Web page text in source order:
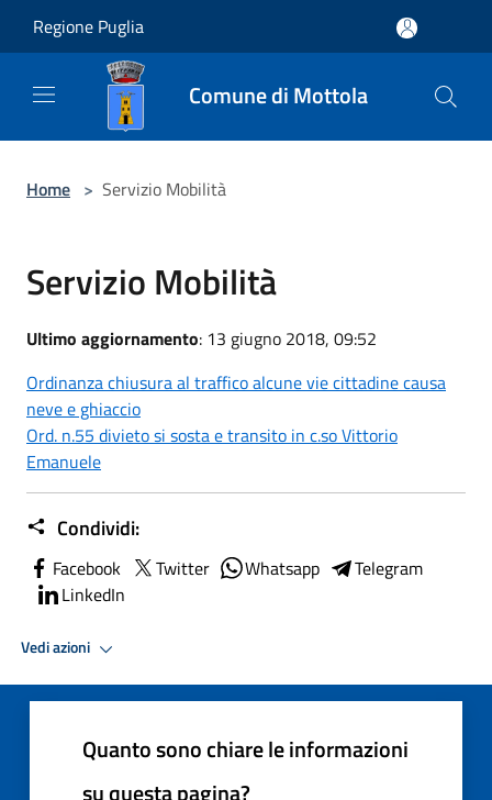
Regione Puglia
Comune di Mottola
Home > Servizio Mobilità
Servizio Mobilità
Ultimo aggiornamento: 13 giugno 2018, 09:52
Ordinanza chiusura al traffico alcune vie cittadine causa
neve e ghiaccio
Ord. n.55 divieto si sosta e transito in c.so Vittorio
Emanuele
Condividi:
Facebook Twitter Whatsapp
Telegram
LinkedIn
Vedi azioni
Quanto sono chiare le informazioni
su questa pagina?